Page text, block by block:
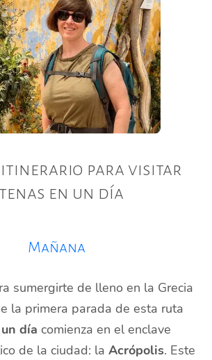
itinerario para visitar
en un día
Mañana
sumergirte de lleno en la Grecia
la primera parada de esta ruta
día comienza en el enclave
de la ciudad: laAcrópolis. Este